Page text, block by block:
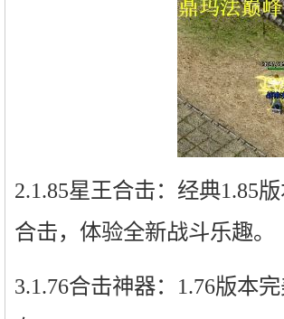
2.1.85星王合击：经典1.85
合击，体验全新战斗乐趣。
3.1.76合击神器：1.76版本